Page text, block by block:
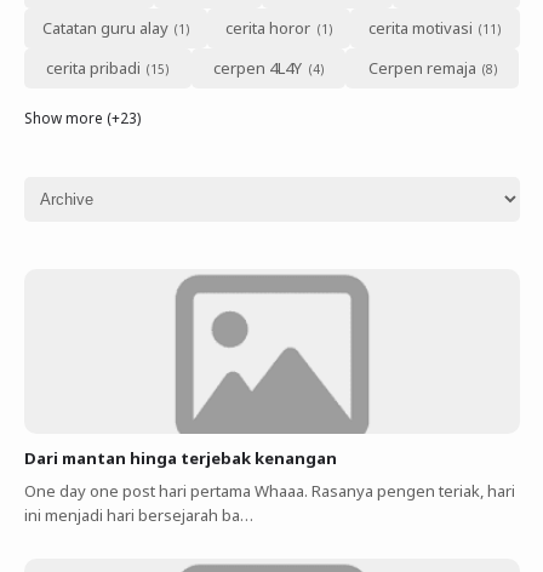
Catatan guru alay
cerita horor
cerita motivasi
cerita pribadi
cerpen 4L4Y Cerpen remaja
Show more (+23)
Dari mantan hinga terjebak kenangan
One day one post hari pertama Whaaa. Rasanya pengen teriak, hari
ini menjadi hari bersejarah ba…